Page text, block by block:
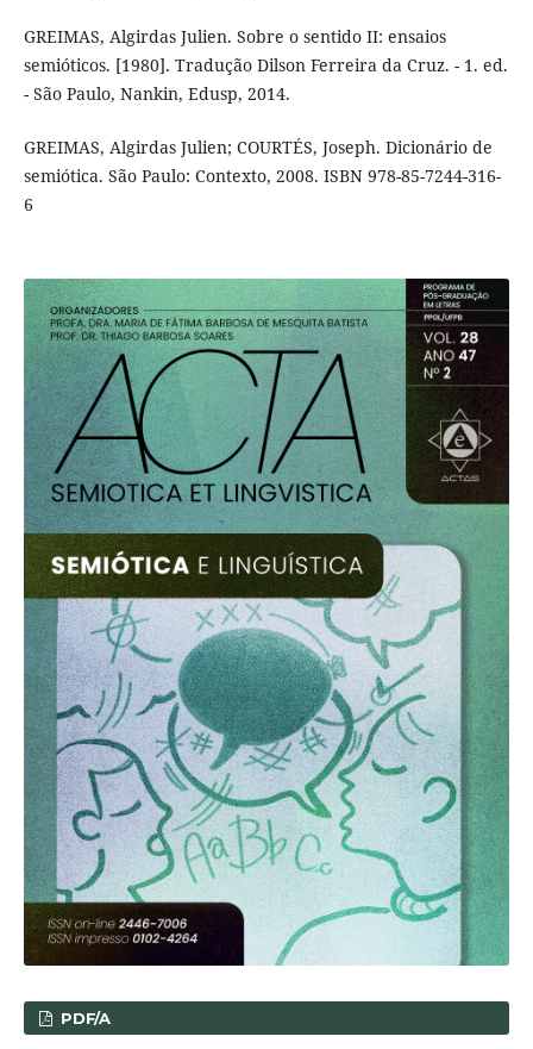
GREIMAS, Algirdas Julien. Sobre o sentido II: ensaios
semióticos. [1980]. Tradução Dilson Ferreira da Cruz. - 1. ed.
- São Paulo, Nankin, Edusp, 2014.
GREIMAS, Algirdas Julien; COURTÉS, Joseph. Dicionário de
semiótica. São Paulo: Contexto, 2008. ISBN 978-85-7244-316-
6
PDF/A